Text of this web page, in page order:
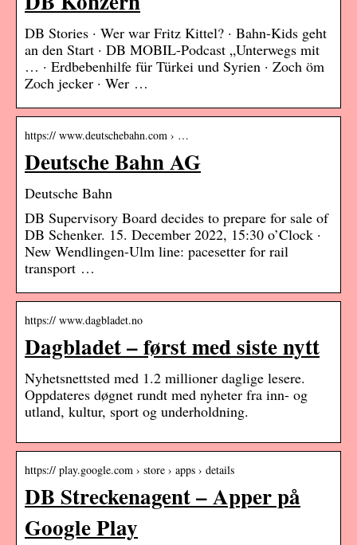
DB Stories · Wer war Fritz Kittel? · Bahn-Kids geht
an den Start · DB MOBIL-Podcast „Unterwegs mit
… · Erdbebenhilfe für Türkei und Syrien · Zoch öm
Zoch jecker · Wer …
https:// www.deutschebahn.com › …
Deutsche Bahn AG
Deutsche Bahn
DB Supervisory Board decides to prepare for sale of
DB Schenker. 15. December 2022, 15:30 o’Clock ·
New Wendlingen-Ulm line: pacesetter for rail
transport …
https:// www.dagbladet.no
Dagbladet – først med siste nytt
Nyhetsnettsted med 1.2 millioner daglige lesere.
Oppdateres døgnet rundt med nyheter fra inn- og
utland, kultur, sport og underholdning.
https:// play.google.com › store › apps › details
DB Streckenagent – Apper på
Google Play